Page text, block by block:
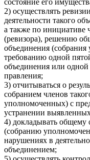
состояние его
2) осуществлять
деятельности такого
а также по инициативе
(ревизора), решению
объединения
требованию одной
объединения или одной
правления;
3) отчитываться о
собранием членов
уполномоченных) с
устранении
4) докладывать общему
(собранию
нарушениях в
объединением;